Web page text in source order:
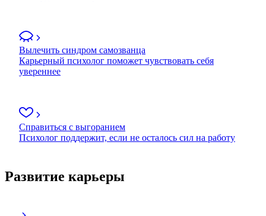
Вылечить синдром самозванца
Карьерный психолог поможет чувствовать себя
увереннее
Справиться с выгоранием
Психолог поддержит, если не осталось сил на работу
Развитие карьеры